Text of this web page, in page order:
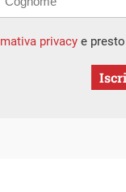
privacye presto